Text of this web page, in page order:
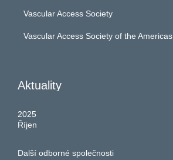
Vascular Access Society
Vascular Access Society of the Americas
Aktuality
2025
Říjen
Další odborné společnosti